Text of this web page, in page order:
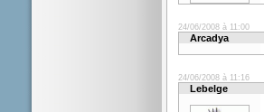
24/06/2008 à 11:00
Arcadya
24/06/2008 à 11:16
Lebelge